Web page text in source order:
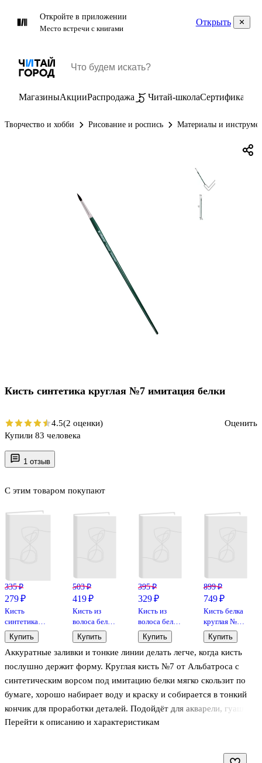
Откройте в приложении
Место встречи с книгами
Открыть
МагазиныАкцииРаспродажа Читай-школаСертификаты
Творчество и хобби Рисование и роспись Материалы и
1 отзыв
Аккуратные заливки и тонкие линии делать легче, когда кисть
послушно держит форму. Круглая кисть №7 от Альбатроса с
синтетическим ворсом под имитацию белки мягко скользит по
бумаге, хорошо набирает воду и краску и собирается в тонкий
кончик для проработки деталей. Подойдёт для акварели, гуаши и
темперы — удобно и для учёбы, и для домашнего творчества.
Перейти к описанию и характеристикам
С этим товаром покупают
335 ₽
279 ₽
Кисть
синтетика
плоская №18,
Артком
Купить
503 ₽
419 ₽
Кисть из
волоса белки,
круглая, № 6
Купить
395 ₽
329 ₽
Кисть из
волоса белки,
круглая, № 5
Купить
899 ₽
749 ₽
Кисть белка
круглая №6,
ГАММА
Купить
Кисть синтетика круглая №7 имитация белки
4.5(2 оценки)
Оценить
Купили 83 человека